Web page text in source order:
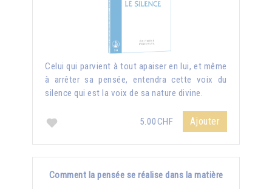
Celui qui parvient à tout apaiser en lui, et même
à arrêter sa pensée, entendra cette voix du
silence qui est la voix de sa nature divine.
5.00CHF Ajouter
Comment la pensée se réalise dans la matière